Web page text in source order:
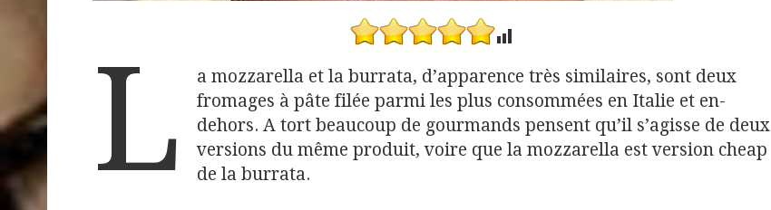
L
a mozzarella et la burrata, d’apparence très similaires, sont deux
fromages à pâte filée parmi les plus consommées en Italie et en-
dehors. A tort beaucoup de gourmands pensent qu’il s’agisse de deux
versions du même produit, voire que la mozzarella est version cheap
de la burrata.